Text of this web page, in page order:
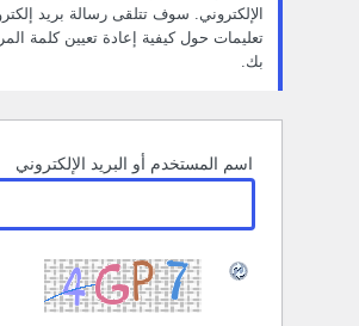
الإلكتروني. سوف تتلقى رسالة بريد
تعليمات حول كيفية إعادة تعيين كلمة
بك.
اسم المستخدم أو البريد الإلكتروني